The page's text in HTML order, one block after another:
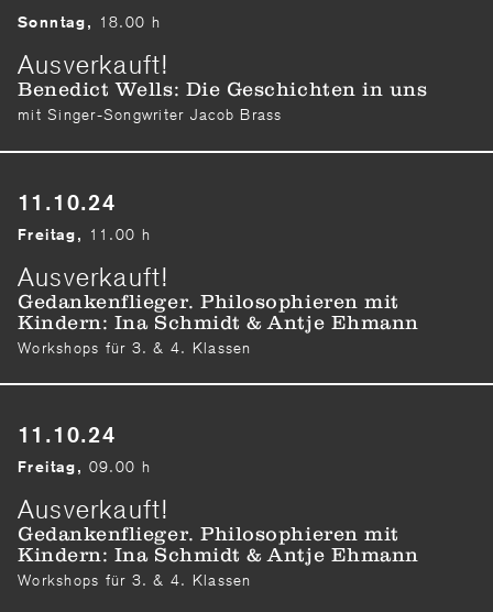
Sonntag, 18.00 h
Ausverkauft!
Benedict Wells: Die Geschichten in uns
mit Singer-Songwriter Jacob Brass
11.10.24
Freitag, 11.00 h
Ausverkauft!
Gedankenflieger. Philosophieren mit
Kindern: Ina Schmidt & Antje Ehmann
Workshops für 3. & 4. Klassen
11.10.24
Freitag, 09.00 h
Ausverkauft!
Gedankenflieger. Philosophieren mit
Kindern: Ina Schmidt & Antje Ehmann
Workshops für 3. & 4. Klassen